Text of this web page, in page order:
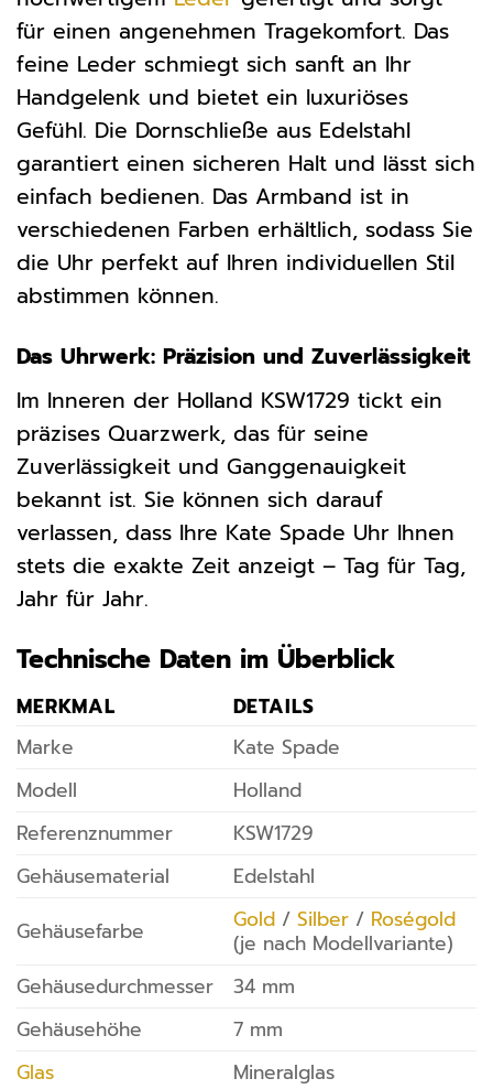
für einen angenehmen Tragekomfort. Das
feine Leder schmiegt sich sanft an Ihr
Handgelenk und bietet ein luxuriöses
Gefühl. Die Dornschließe aus Edelstahl
garantiert einen sicheren Halt und lässt sich
einfach bedienen. Das Armband ist in
verschiedenen Farben erhältlich, sodass Sie
die Uhr perfekt auf Ihren individuellen Stil
abstimmen können.
Das Uhrwerk: Präzision und Zuverlässigkeit
Im Inneren der Holland KSW1729 tickt ein
präzises Quarzwerk, das für seine
Zuverlässigkeit und Ganggenauigkeit
bekannt ist. Sie können sich darauf
verlassen, dass Ihre Kate Spade Uhr Ihnen
stets die exakte Zeit anzeigt – Tag für Tag,
Jahr für Jahr.
Technische Daten im Überblick
MERKMAL
DETAILS
Marke
Kate Spade
Modell
Holland
Referenznummer
KSW1729
Gehäusematerial
Edelstahl
Gehäusefarbe
Gold/ Silber/ Roségold
(je nach Modellvariante)
Gehäusedurchmesser
34 mm
Gehäusehöhe
7 mm
Glas
Mineralglas